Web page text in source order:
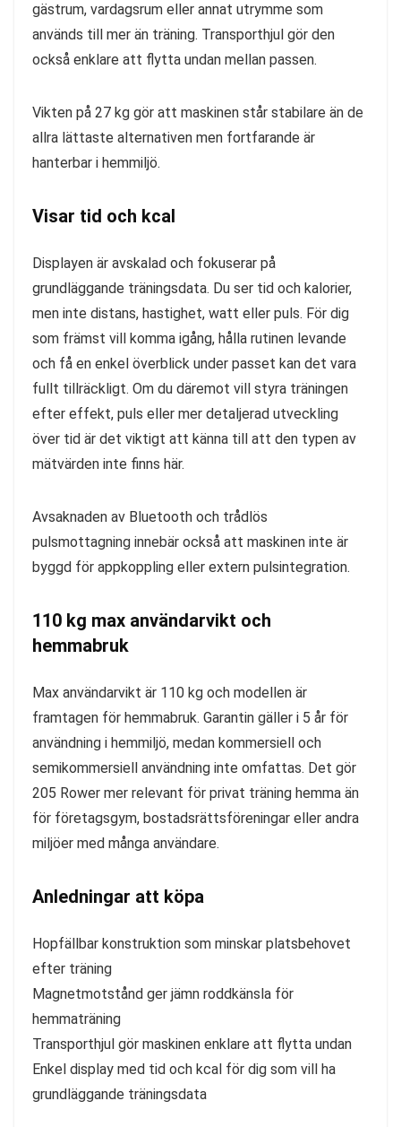
gästrum, vardagsrum eller annat utrymme som
används till mer än träning. Transporthjul gör den
också enklare att flytta undan mellan passen.
Vikten på 27 kg gör att maskinen står stabilare än de
allra lättaste alternativen men fortfarande är
hanterbar i hemmiljö.
Visar tid och kcal
Displayen är avskalad och fokuserar på
grundläggande träningsdata. Du ser tid och kalorier,
men inte distans, hastighet, watt eller puls. För dig
som främst vill komma igång, hålla rutinen levande
och få en enkel överblick under passet kan det vara
fullt tillräckligt. Om du däremot vill styra träningen
efter effekt, puls eller mer detaljerad utveckling
över tid är det viktigt att känna till att den typen av
mätvärden inte finns här.
Avsaknaden av Bluetooth och trådlös
pulsmottagning innebär också att maskinen inte är
byggd för appkoppling eller extern pulsintegration.
110 kg max användarvikt och
hemmabruk
Max användarvikt är 110 kg och modellen är
framtagen för hemmabruk. Garantin gäller i 5 år för
användning i hemmiljö, medan kommersiell och
semikommersiell användning inte omfattas. Det gör
205 Rower mer relevant för privat träning hemma än
för företagsgym, bostadsrättsföreningar eller andra
miljöer med många användare.
Anledningar att köpa
Hopfällbar konstruktion som minskar platsbehovet
efter träning
Magnetmotstånd ger jämn roddkänsla för
hemmaträning
Transporthjul gör maskinen enklare att flytta undan
Enkel display med tid och kcal för dig som vill ha
grundläggande träningsdata